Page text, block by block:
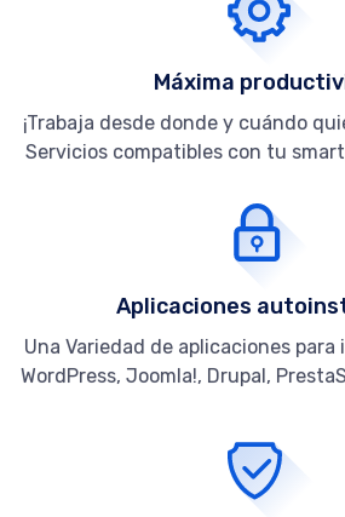
Máxima
¡Trabaja desde donde y cuándo
Servicios compatibles con tu
Aplicaciones
Una Variedad de aplicaciones
WordPress, Joomla!, Drupal,